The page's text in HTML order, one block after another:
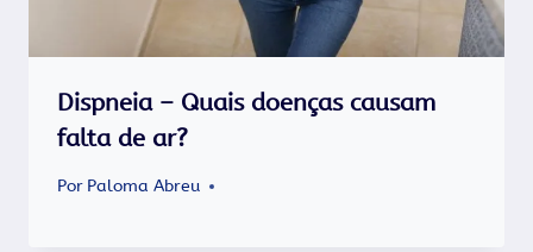
Dispneia – Quais doenças causam
falta de ar?
Por Paloma Abreu